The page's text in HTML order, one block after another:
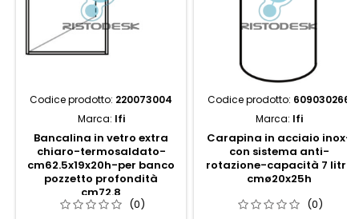
Codice prodotto: 220073004
Marca: Ifi
Bancalina in vetro extra
chiaro-termosaldato-
cm62.5x19x20h-per banco
pozzetto profondità
cm72.8
(0)
Codice prodotto: 609030266
Marca: Ifi
Carapina in acciaio inox-
con sistema anti-
rotazione-capacità 7 litri,
cmø20x25h
(0)